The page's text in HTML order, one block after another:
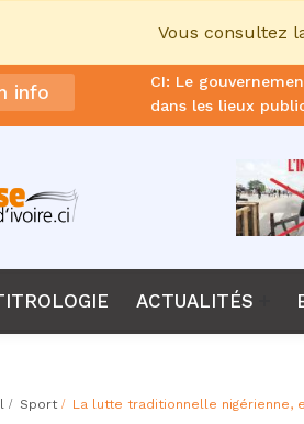
Vous consultez
info
CI: Le
dans les lieux
Affaire KDS : 20
Foot : La FIF
Foot: Zinédine
Sénégal: Bassirou
ACTUALITÉS
Sport La lutte traditionnelle nigérienne,